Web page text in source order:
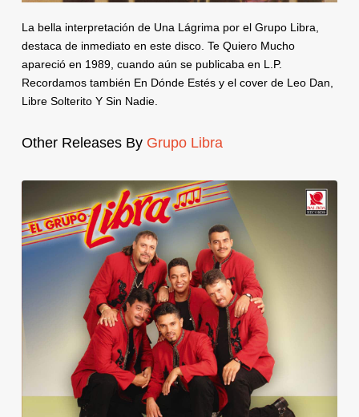
La bella interpretación de Una Lágrima por el Grupo Libra,
destaca de inmediato en este disco. Te Quiero Mucho
apareció en 1989, cuando aún se publicaba en L.P.
Recordamos también En Dónde Estés y el cover de Leo Dan,
Libre Solterito Y Sin Nadie.
Other Releases By Grupo Libra